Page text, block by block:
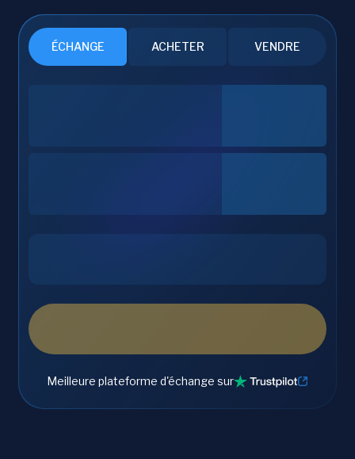
ÉCHANGE ACHETER VENDRE
Meilleure plateforme d'échange sur